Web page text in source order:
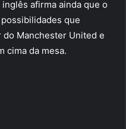
afirma ainda que o
que
do Manchester United e
cima da mesa.